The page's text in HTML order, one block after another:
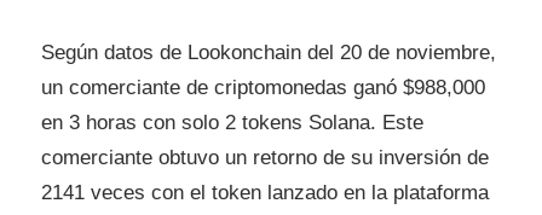
Según datos de Lookonchain del 20 de noviembre,
un comerciante de criptomonedas ganó $988,000
en 3 horas con solo 2 tokens Solana. Este
comerciante obtuvo un retorno de su inversión de
2141 veces con el token lanzado en la plataforma